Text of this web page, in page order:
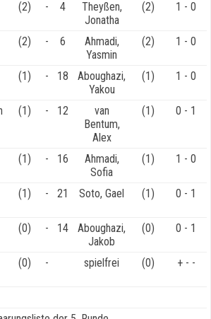
(2) - 4
Theyßen,
Jonatha
(2) 1 - 0
(2) - 6
Ahmadi,
Yasmin
(2) 1 - 0
(1) - 18
Aboughazi,
Yakou
(1) 1 - 0
(1) - 12
van
Bentum,
Alex
(1) 0 - 1
(1) - 16
Ahmadi,
Sofia
(1) 1 - 0
(1) - 21 Soto, Gael (1) 0 - 1
(0) - 14
Aboughazi,
Jakob
(0) 0 - 1
(0) - spielfrei (0) + - -